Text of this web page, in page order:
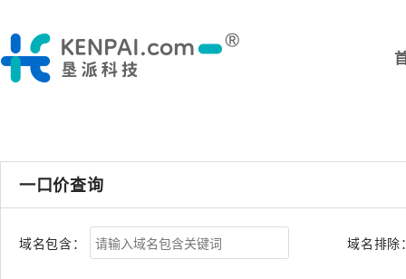
一口价查询
域名包含： 域名排除